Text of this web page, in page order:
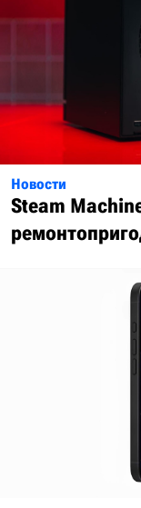
Новости
Steam